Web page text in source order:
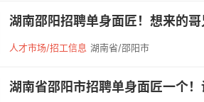
湖南邵阳招聘单身面匠！想来的
人才市场/招工信息 湖南省/邵阳市
湖南省邵阳市招聘单身面匠一个